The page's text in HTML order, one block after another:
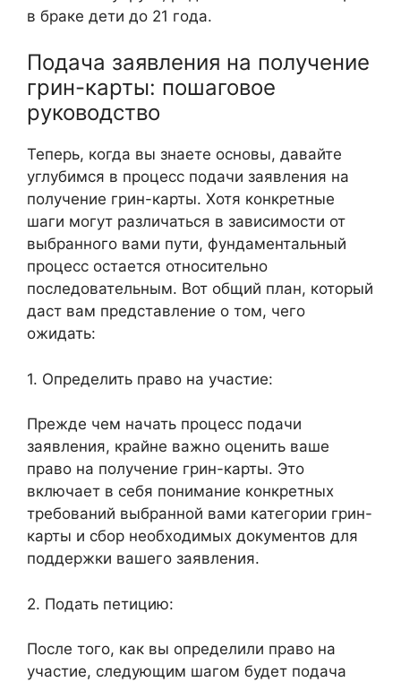
в браке дети до 21 года.
Подача заявления на получение
грин-карты: пошаговое
руководство
Теперь, когда вы знаете основы, давайте
углубимся в процесс подачи заявления на
получение грин-карты. Хотя конкретные
шаги могут различаться в зависимости от
выбранного вами пути, фундаментальный
процесс остается относительно
последовательным. Вот общий план, который
даст вам представление о том, чего
ожидать:
1. Определить право на участие:
Прежде чем начать процесс подачи
заявления, крайне важно оценить ваше
право на получение грин-карты. Это
включает в себя понимание конкретных
требований выбранной вами категории грин-
карты и сбор необходимых документов для
поддержки вашего заявления.
2. Подать петицию:
После того, как вы определили право на
участие, следующим шагом будет подача